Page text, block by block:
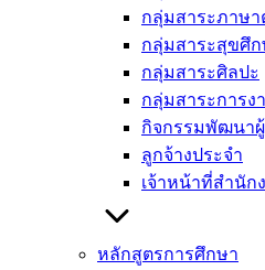
กลุ่มสาระภาษา
กลุ่มสาระสุขศึ
กลุ่มสาระศิลปะ
กลุ่มสาระการง
กิจกรรมพัฒนาผู้
ลูกจ้างประจำ
เจ้าหน้าที่สำนัก
หลักสูตรการศึกษา